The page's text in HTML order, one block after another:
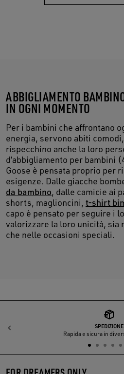
ABBIGLIAMENTO
IN OGNI MOMENTO
Per i bambini che affrontano
energia, servono abiti
rispecchino anche la loro
d’abbigliamento per bambini
Goose è pensata proprio per
esigenze. Dalle giacche
da bambino, dalle camicie ai
shorts, maglioncini, t-shirt
capo è pensato per seguire i
valorizzare la loro unicità, sia
che nelle occasioni speciali.
SPEDIZIONE
Rapida e sicura in
Indietro